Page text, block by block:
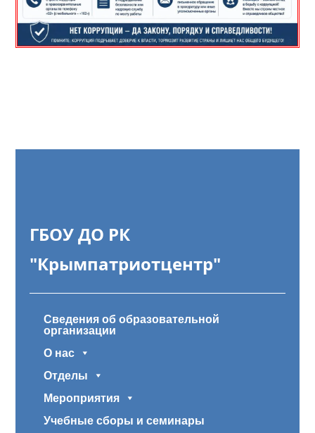
ГБОУ ДО РК
"Крымпатриотцентр"
Сведения об образовательной
организации
О нас
Отделы
Мероприятия
Учебные сборы и семинары